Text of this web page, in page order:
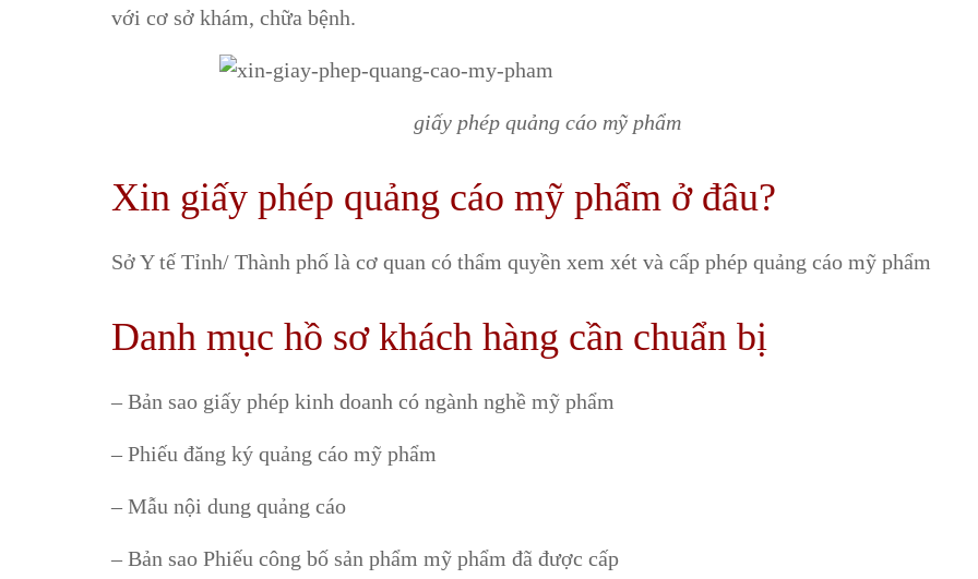
với cơ sở khám, chữa bệnh.
giấy phép quảng cáo mỹ phẩm
Xin giấy phép quảng cáo mỹ phẩm ở đâu?
Sở Y tế Tỉnh/ Thành phố là cơ quan có thẩm quyền xem xét và cấp phép quảng cáo mỹ phẩm
Danh mục hồ sơ khách hàng cần chuẩn bị
– Bản sao giấy phép kinh doanh có ngành nghề mỹ phẩm
– Phiếu đăng ký quảng cáo mỹ phẩm
– Mẫu nội dung quảng cáo
– Bản sao Phiếu công bố sản phẩm mỹ phẩm đã được cấp